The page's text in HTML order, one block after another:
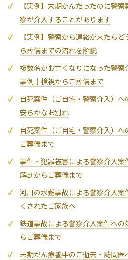
【実例】末期がんだったのに警
察が介入することがあります
【実例】警察から連絡が来たら
ら葬儀までの流れを解説
複数名がお亡くなりになった警
事例｜検視からご葬儀まで
自死案件（ご自宅・警察介入）
安らかなお別れ
自死案件（ご自宅・警察介入）
ご葬儀まで
事件・犯罪被害による警察介入
解剖からご葬儀まで
河川の水難事故による警察介入
くされたご家族へ
鉄道事故による警察介入案件へ
らご葬儀まで
末期がん療養中のご逝去・訪問